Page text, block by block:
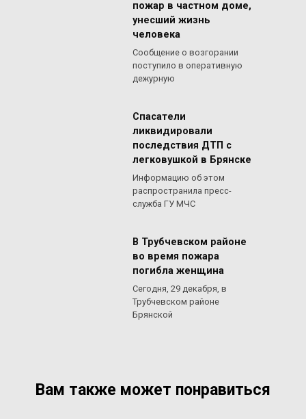
пожар в частном доме,
унесший жизнь
человека
Сообщение о возгорании
поступило в оперативную
дежурную
Спасатели
ликвидировали
последствия ДТП с
легковушкой в Брянске
Информацию об этом
распространила пресс-
служба ГУ МЧС
В Трубчевском районе
во время пожара
погибла женщина
Сегодня, 29 декабря, в
Трубчевском районе
Брянской
Вам также может понравиться